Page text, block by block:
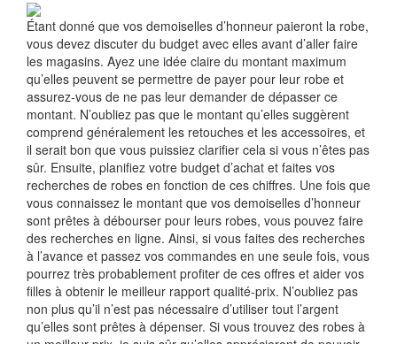
Étant donné que vos demoiselles d’honneur paieront la robe,
vous devez discuter du budget avec elles avant d’aller faire
les magasins. Ayez une idée claire du montant maximum
qu’elles peuvent se permettre de payer pour leur robe et
assurez-vous de ne pas leur demander de dépasser ce
montant. N’oubliez pas que le montant qu’elles suggèrent
comprend généralement les retouches et les accessoires, et
il serait bon que vous puissiez clarifier cela si vous n’êtes pas
sûr. Ensuite, planifiez votre budget d’achat et faites vos
recherches de robes en fonction de ces chiffres. Une fois que
vous connaissez le montant que vos demoiselles d’honneur
sont prêtes à débourser pour leurs robes, vous pouvez faire
des recherches en ligne. Ainsi, si vous faites des recherches
à l’avance et passez vos commandes en une seule fois, vous
pourrez très probablement profiter de ces offres et aider vos
filles à obtenir le meilleur rapport qualité-prix. N’oubliez pas
non plus qu’il n’est pas nécessaire d’utiliser tout l’argent
qu’elles sont prêtes à dépenser. Si vous trouvez des robes à